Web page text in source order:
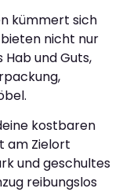
kümmert sich
nicht nur
und Guts,
kostbaren
am Zielort
und geschultes
reibungslos